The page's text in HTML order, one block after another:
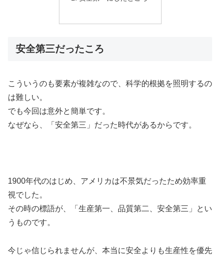
安全第三だったころ
こういうのも要素が複雑なので、科学的根拠を照明するの
は難しい。
でも今回は意外と簡単です。
なぜなら、「安全第三」だった時代があるからです。
1900年代のはじめ、アメリカは不景気だったため効率重
視でした。
その時の標語が、「生産第一、品質第二、安全第三」とい
うものです。
今じゃ信じられませんが、本当に安全よりも生産性を優先